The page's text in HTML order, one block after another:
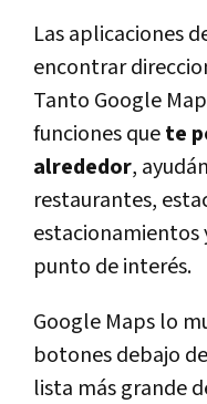
Las aplicaciones
encontrar
Tanto Google
funciones quete
alrededor,
restaurantes,
estacionamientos
punto de interés.
Google Maps lo
botones debajo
lista más grande